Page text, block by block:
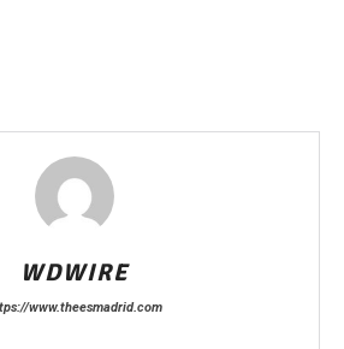
WDWIRE
www.theesmadrid.com